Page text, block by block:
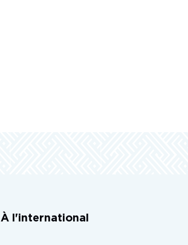
À l'international